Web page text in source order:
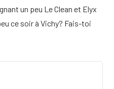
un peu Le Clean et Elyx
ce soir à Vichy? Fais-toi